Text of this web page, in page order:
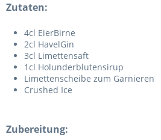
Zutaten:
4cl EierBirne
2cl HavelGin
3cl Limettensaft
1cl Holunderblutensirup
Limettenscheibe zum Garnieren
Crushed Ice
Zubereitung: